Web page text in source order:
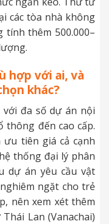
các tòa nhà không
thêm 500.000–
hợp với ai, và
khác?
đa số dự án nội
đến cao cấp.
tiên giá cả cạnh
thống đại lý phân
dự án yêu cầu vật
ngặt cho trẻ
nên xem xét thêm
Lan (Vanachai)